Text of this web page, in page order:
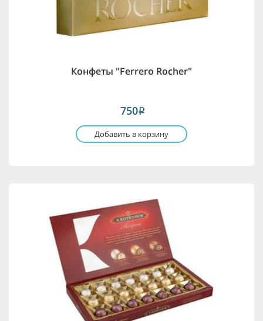
Конфеты "Ferrero Rocher"
750i
Добавить в корзину